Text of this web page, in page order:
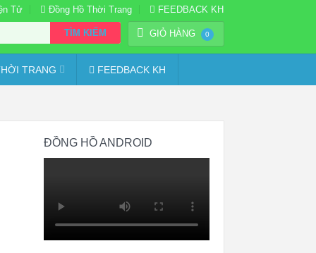
Tử Đồng Hồ Thời Trang FEEDBACK KH
GIỎ HÀNG 0
TÌM KIẾM
TRANG FEEDBACK KH
ĐỒNG HỒ ANDROID